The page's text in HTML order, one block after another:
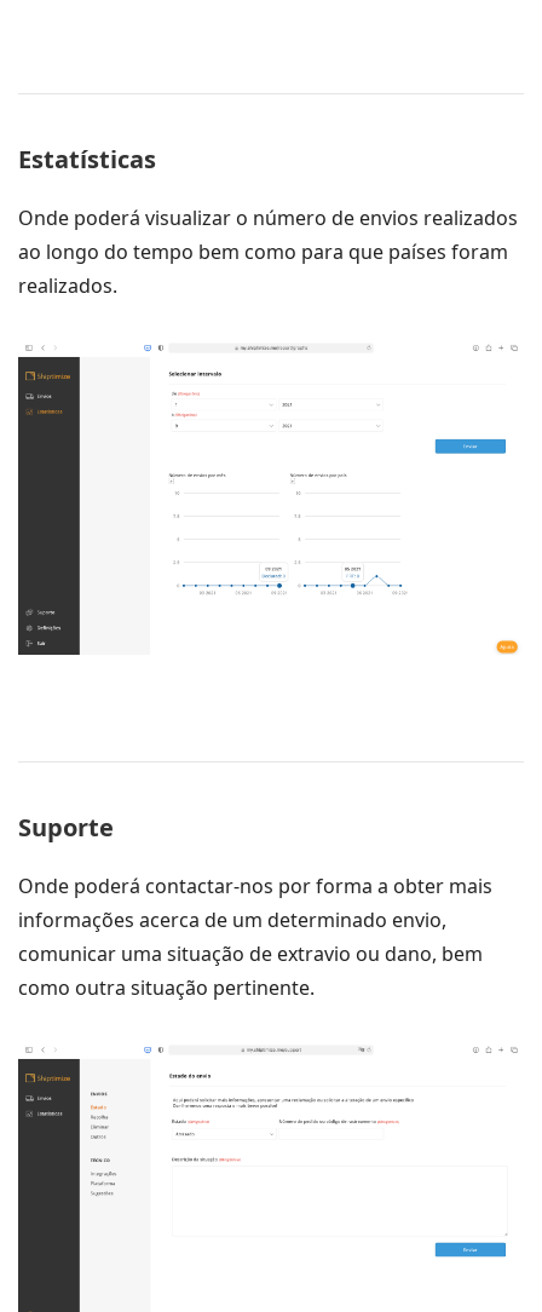
Estatísticas
Onde poderá visualizar o número de envios realizados
ao longo do tempo bem como para que países foram
realizados.
Suporte
Onde poderá contactar-nos por forma a obter mais
informações acerca de um determinado envio,
comunicar uma situação de extravio ou dano, bem
como outra situação pertinente.